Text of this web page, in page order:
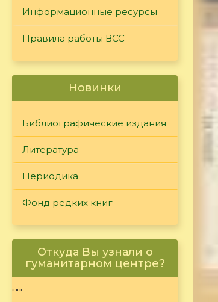
Информационные ресурсы
Правила работы ВСС
Новинки
Библиографические издания
Литература
Периодика
Фонд редких книг
Откуда Вы узнали о
гуманитарном центре?
"""